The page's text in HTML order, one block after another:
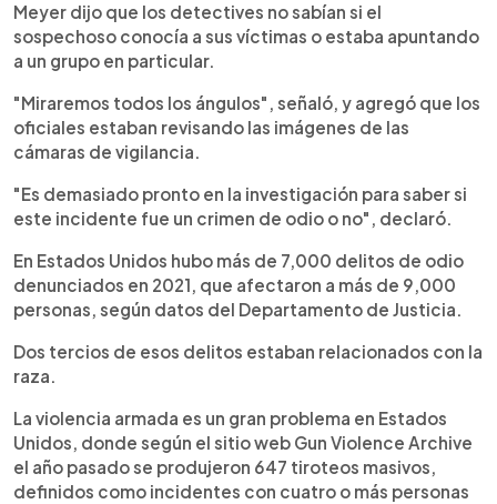
Meyer dijo que los detectives no sabían si el
sospechoso conocía a sus víctimas o estaba apuntando
a un grupo en particular.
"Miraremos todos los ángulos", señaló, y agregó que los
oficiales estaban revisando las imágenes de las
cámaras de vigilancia.
"Es demasiado pronto en la investigación para saber si
este incidente fue un crimen de odio o no", declaró.
En Estados Unidos hubo más de 7,000 delitos de odio
denunciados en 2021, que afectaron a más de 9,000
personas, según datos del Departamento de Justicia.
Dos tercios de esos delitos estaban relacionados con la
raza.
La violencia armada es un gran problema en Estados
Unidos, donde según el sitio web Gun Violence Archive
el año pasado se produjeron 647 tiroteos masivos,
definidos como incidentes con cuatro o más personas